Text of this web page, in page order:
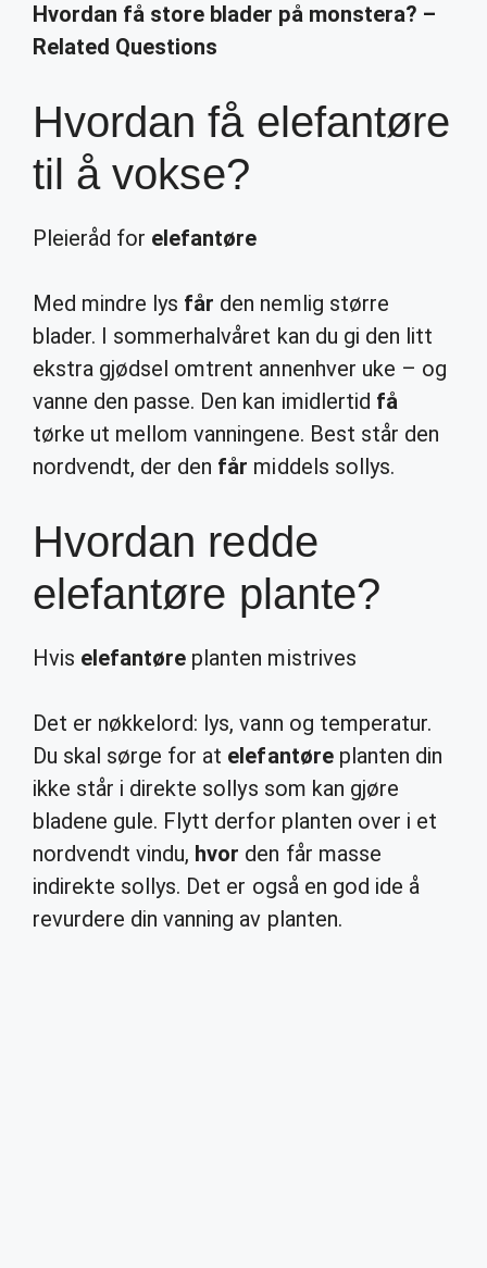
Hvordan få store blader på monstera? –
Related Questions
Hvordan få elefantøre
til å vokse?
Pleieråd for elefantøre
Med mindre lys får den nemlig større
blader. I sommerhalvåret kan du gi den litt
ekstra gjødsel omtrent annenhver uke – og
vanne den passe. Den kan imidlertid få
tørke ut mellom vanningene. Best står den
nordvendt, der den får middels sollys.
Hvordan redde
elefantøre plante?
Hvis elefantøre planten mistrives
Det er nøkkelord: lys, vann og temperatur.
Du skal sørge for at elefantøreplanten din
ikke står i direkte sollys som kan gjøre
bladene gule. Flytt derfor planten over i et
nordvendt vindu, hvor den får masse
indirekte sollys. Det er også en god ide å
revurdere din vanning av planten.